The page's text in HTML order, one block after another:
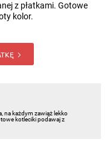
z płatkami. Gotowe
kolor.
na każdym zawiąż lekko
kotleciki podawaj z